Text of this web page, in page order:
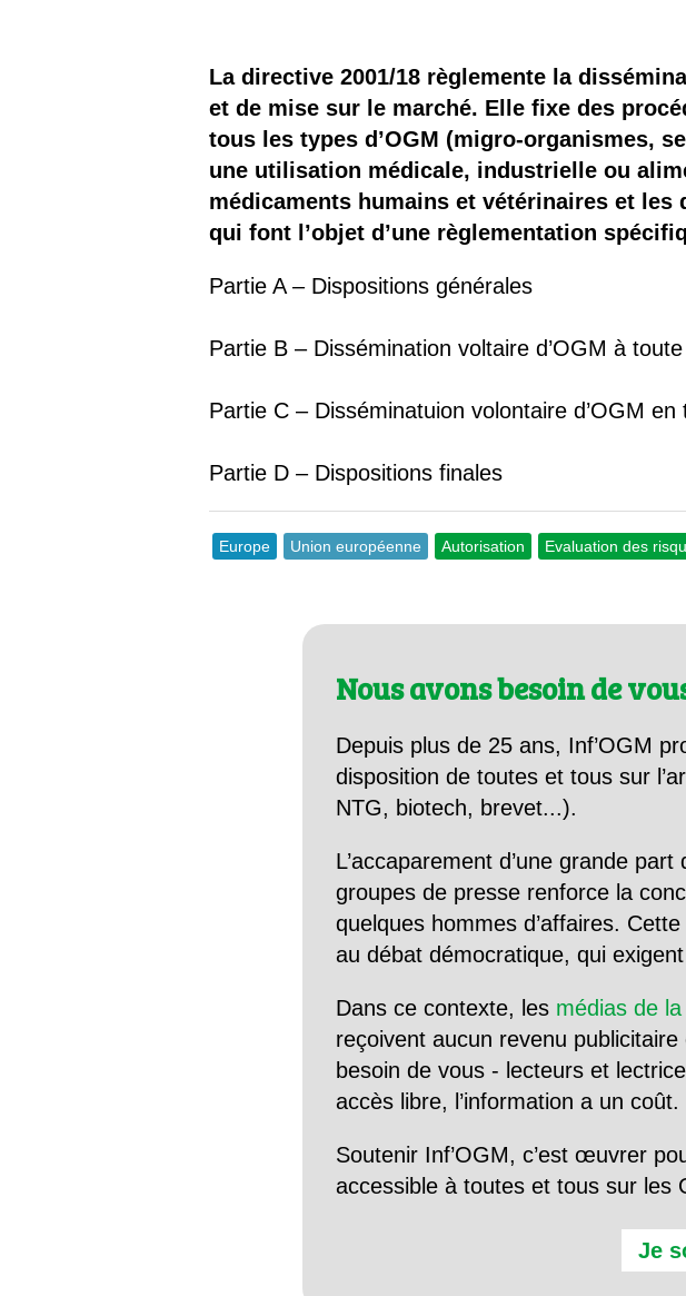
Il y a semence…. et
Quels sont les
La directive 2001/18 règlemente la
et de mise sur le marché. Elle fixe des
tous les types d’OGM (migro-organismes,
une utilisation médicale, industrielle ou
médicaments humains et vétérinaires et les
qui font l’objet d’une règlementation
Partie A – Dispositions générales
Partie B – Dissémination voltaire d’OGM à
Partie C – Disséminatuion volontaire d’OGM
Partie D – Dispositions finales
Europe Union européenne Autorisation Evaluation des
Nous avons besoin de
Depuis plus de 25 ans, Inf’OGM
disposition de toutes et tous sur
NTG, biotech, brevet...).
L’accaparement d’une grande
groupes de presse renforce la
quelques hommes d’affaires.
au débat démocratique, qui
Dans ce contexte, les médias de
reçoivent aucun revenu
besoin de vous - lecteurs et
accès libre, l’information a un coût.
Soutenir Inf’OGM, c’est œuvrer
accessible à toutes et tous sur les
Je